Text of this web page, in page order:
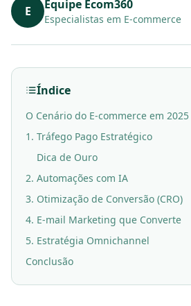
E Equipe Ecom360
Especialistas em E-commerce
Índice
O Cenário do E-commerce em 2025
1. Tráfego Pago Estratégico
Dica de Ouro
2. Automações com IA
3. Otimização de Conversão (CRO)
4. E-mail Marketing que Converte
5. Estratégia Omnichannel
Conclusão